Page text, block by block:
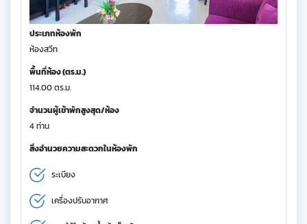
ประเภทห้องพัก
ห้องสวีท
พื้นที่ห้อง (ตร.ม.)
114.00 ตร.ม.
จำนวนผู้เข้าพักสูงสุด/ห้อง
4 ท่าน
สิ่งอำนวยความสะดวกในห้องพัก
ระเบียง
เครื่องปรับอากาศ